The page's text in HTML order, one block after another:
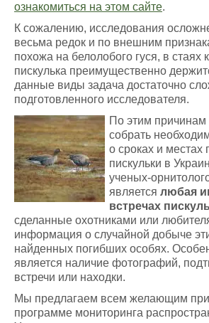
ознакомиться на этом сайте.
К сожалению, исследования
весьма редок и по внешним
похожа на белолобого гуся, в стаях
пискулька преимущественно
данные виды задача достаточно
подготовленного исследователя.
По этим
собрать
о сроках и местах
пискульки в
ученых-
является любая
встречах
сделанные охотниками или
информация о случайной добыче
найденных погибших особях.
является наличие фотографий,
встречи или находки.
Мы предлагаем всем желающим
программе мониторинга